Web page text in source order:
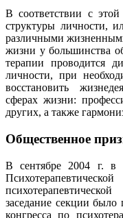
В соответствии с
структуры личности,
различными
жизни у большинства
терапии проводится
личности, при
восстановить
сферах жизни:
других, а также
Общественное
В сентябре 2004 г. в
заседание секции
конгресса по